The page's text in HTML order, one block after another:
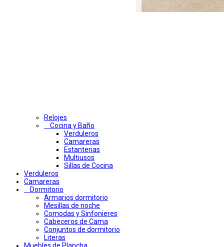
Relojes
Cocina y Baño
Verduleros
Camareras
Estanterias
Multiusos
Sillas de Cocina
Verduleros
Camareras
Dormitorio
Armarios dormitorio
Mesillas de noche
Comodas y Sinfonieres
Cabeceros de Cama
Conjuntos de dormitorio
Literas